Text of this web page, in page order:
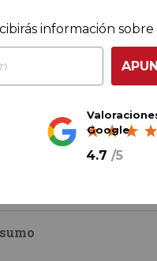
están elaborando
de nuestros
añada de su
de Oro Concurso
combina un toque
información
Google
4.7 /5